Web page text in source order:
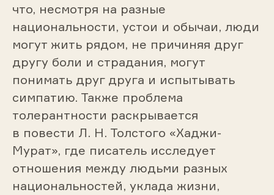
что, несмотря на разные
национальности, устои и обычаи, люди
могут жить рядом, не причиняя друг
другу боли и страдания, могут
понимать друг друга и испытывать
симпатию. Также проблема
толерантности раскрывается
в повести Л. Н. Толстого «Хаджи-
Мурат», где писатель исследует
отношения между людьми разных
национальностей, уклада жизни,